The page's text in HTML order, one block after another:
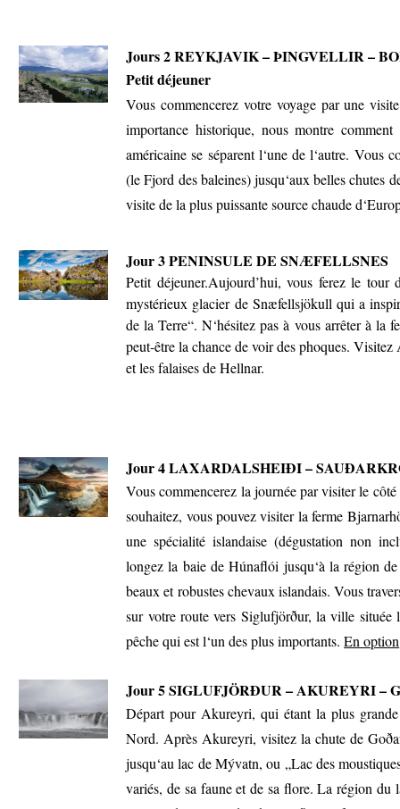
Jours 2REYKJAVIK – ÞINGVELLIR –
Petit déjeuner
Vous commencerez votre voyage par une
importance historique, nous montre
américaine se séparent l‘une de l‘autre.
(le Fjord des baleines) jusqu‘aux belles chutes
visite de la plus puissante source chaude
Jour 3 PENINSULE DE SNÆFELLSNES
Petit déjeuner.Aujourd’hui, vous ferez le
mystérieux glacier de Snæfellsjökull qui a
de la Terre“. N‘hésitez pas à vous arrêter à la
peut-être la chance de voir des phoques.
et les falaises de Hellnar.
Jour 4LAXARDALSHEIÐI –
Vous commencerez la journée par visiter le
souhaitez, vous pouvez visiter la ferme
une spécialité islandaise (dégustation non
longez la baie de Húnaflói jusqu‘à la région
beaux et robustes chevaux islandais. Vous
sur votre route vers Siglufjörður, la ville
pêche qui est l‘un des plus importants.En option
Jour 5SIGLUFJÖRÐUR – AKUREYRI –
Départ pour Akureyri, qui étant la plus
Nord. Après Akureyri, visitez la chute de
jusqu‘au lac de Mývatn, ou „Lac des
variés, de sa faune et de sa flore. La région